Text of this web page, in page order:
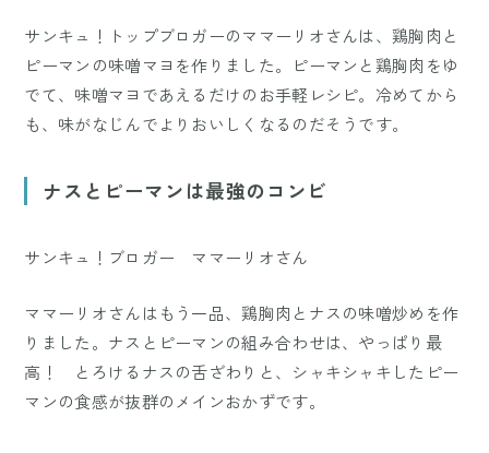
サンキュ！トップブロガーのママーリオさんは、鶏胸肉と
ピーマンの味噌マヨを作りました。ピーマンと鶏胸肉をゆ
でて、味噌マヨであえるだけのお手軽レシピ。冷めてから
も、味がなじんでよりおいしくなるのだそうです。
ナスとピーマンは最強のコンビ
サンキュ！ブロガー ママーリオさん
ママーリオさんはもう一品、鶏胸肉とナスの味噌炒めを作
りました。ナスとピーマンの組み合わせは、やっぱり最
高！ とろけるナスの舌ざわりと、シャキシャキしたピー
マンの食感が抜群のメインおかずです。